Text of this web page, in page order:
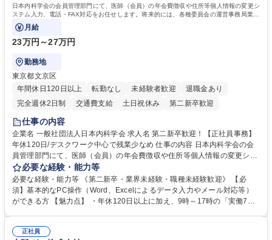
日本内科学会の会員管理部門にて、医師（会員）の年会費徴収や住所等個人情報の変更シ
ステム入力、電話・FAX対応をお任せします。将来的には、各種委員会の運営事務局業務
などにも幅広く携わっていただきます。
月給
23万円～27万円
勤務地
東京都文京区
年間休日120日以上
転勤なし 未経験者歓迎
退職金あり
完全週休2日制
交通費支給 土日祝休み 第二新卒歓迎
仕事の内容
企業名 一般社団法人日本内科学会 求人名 第二新卒歓迎！【正社員事務】
年休120日/デスクワーク中心で残業少なめ 仕事の内容 日本内科学会の会
員管理部門にて、医師（会員）の年会費徴収や住所等個人情報の変更シス
テム入力、電話・FAX対応をお任せします。将来的には、各種委員会の運
営事務局業務などにも幅広く携わっていただきます。 【会員管理・データ
入力業務】 ・医師（会員）の住所変更、個人情報のシステム登録・更新
・年会費の徴収管理や入金データの照合確認 【問い合わせ対応】 ・会員
年休120日/デスクワーク中心で残業少なめ
必要な経験・能力等
必要な経験・能力等 《第二新卒・業界未経験・職種未経験歓迎》 【必
須】基本的なPC操作（Word、Excelによるデータ入力やメール対応等）
ができる方 【魅力点】 ・年休120日以上に加え、9時～17時の「実働7時
整、資料作成、当日の運営サポート 学歴・資格 学歴：大学院 大学 語学
正社員